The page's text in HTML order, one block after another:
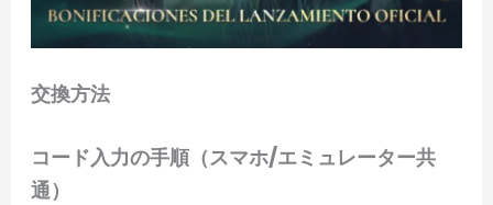
交換方法
コード入力の手順（スマホ/エミュレーター共
通）